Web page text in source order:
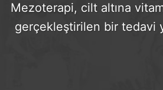
Mezoterapi, cilt altına
gerçekleştirilen bir tedavi